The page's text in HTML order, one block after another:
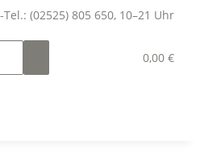
(02525) 805 650, 10–21 Uhr
0,00 €